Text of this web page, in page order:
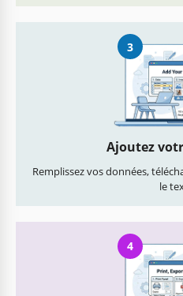
3
Ajoutez
Remplissez vos données,
le
4